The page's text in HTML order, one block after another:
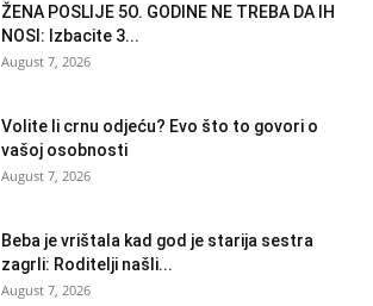
ŽENA POSLIJE 5O. GODINE NE TREBA DA IH
NOSI: Izbacite 3...
August 7, 2026
Volite li crnu odjeću? Evo što to govori o
vašoj osobnosti
August 7, 2026
Beba je vrištala kad god je starija sestra
zagrli: Roditelji našli...
August 7, 2026